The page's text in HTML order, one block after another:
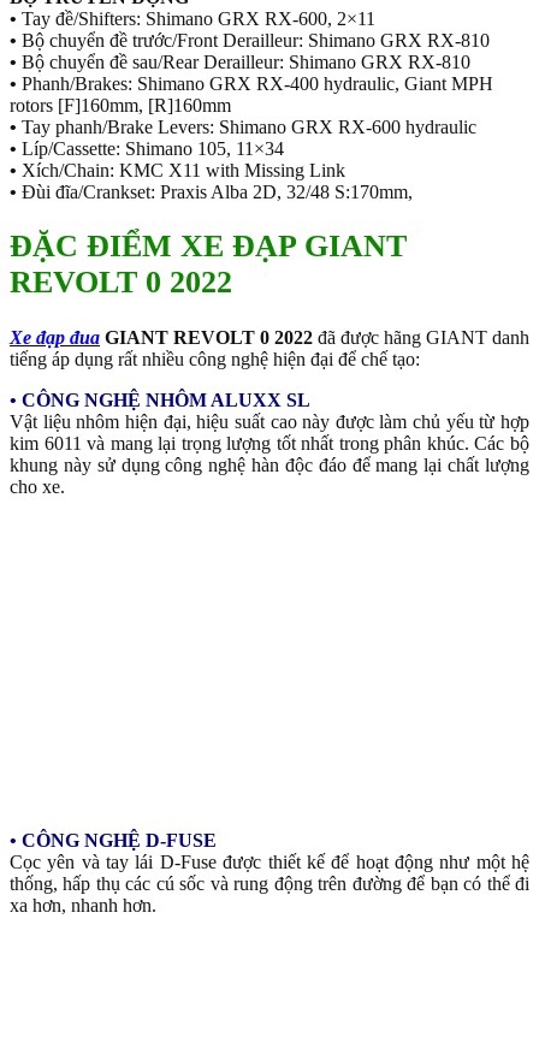
• Tay đề/Shifters: Shimano GRX RX-600, 2×11
• Bộ chuyển đề trước/Front Derailleur: Shimano GRX RX-810
• Bộ chuyển đề sau/Rear Derailleur: Shimano GRX RX-810
• Phanh/Brakes: Shimano GRX RX-400 hydraulic, Giant MPH
rotors [F]160mm, [R]160mm
• Tay phanh/Brake Levers: Shimano GRX RX-600 hydraulic
• Líp/Cassette: Shimano 105, 11×34
• Xích/Chain: KMC X11 with Missing Link
• Đùi đĩa/Crankset: Praxis Alba 2D, 32/48 S:170mm,
ĐẶC ĐIỂM XE ĐẠP GIANT
REVOLT 0 2022
Xe đạp đua GIANT REVOLT 0 2022 đã được hãng GIANT danh
tiếng áp dụng rất nhiều công nghệ hiện đại để chế tạo:
• CÔNG NGHỆ NHÔM ALUXX SL
Vật liệu nhôm hiện đại, hiệu suất cao này được làm chủ yếu từ hợp
kim 6011 và mang lại trọng lượng tốt nhất trong phân khúc. Các bộ
khung này sử dụng công nghệ hàn độc đáo để mang lại chất lượng
cho xe.
• CÔNG NGHỆ D-FUSE
Cọc yên và tay lái D-Fuse được thiết kế để hoạt động như một hệ
thống, hấp thụ các cú sốc và rung động trên đường để bạn có thể đi
xa hơn, nhanh hơn.